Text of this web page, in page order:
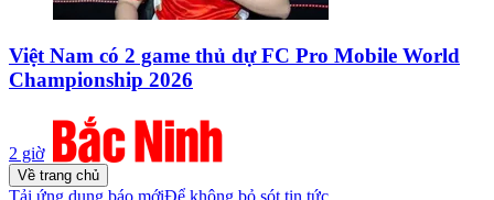
Việt Nam có 2 game thủ dự FC Pro Mobile World
Championship 2026
2 giờ
Về trang chủ